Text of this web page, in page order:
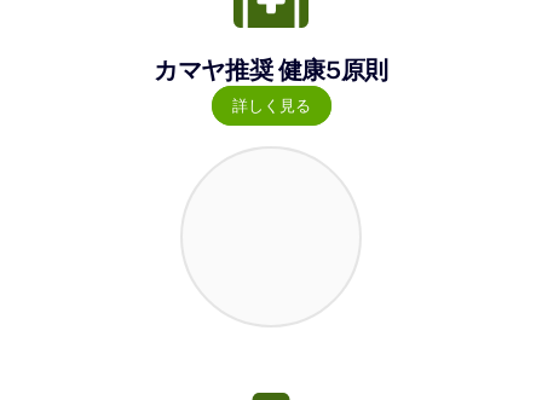
カマヤ推奨 健康5原則
詳しく見る